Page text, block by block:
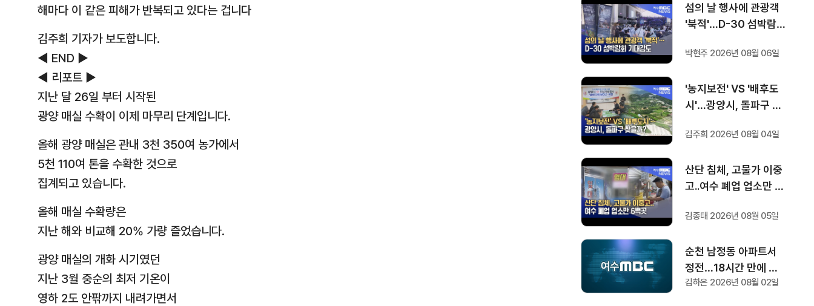
해마다 이 같은 피해가 반복되고 있다는 겁니다
김주희 기자가 보도합니다.
◀ END ▶
◀ 리포트 ▶
지난 달 26일 부터 시작된
광양 매실 수확이 이제 마무리 단계입니다.
올해 광양 매실은 관내 3천 350여 농가에서
5천 110여 톤을 수확한 것으로
집계되고 있습니다.
올해 매실 수확량은
지난 해와 비교해 20% 가량 즐었습니다.
광양 매실의 개화 시기였던
지난 3월 중순의 최저 기온이
영하 2도 안팎까지 내려가면서
섬의 날 행사에 관광객
'북적'…D-30 섬박람회
박현주 2026년 08월 06일
'농지보전' VS '배후도
시'…광양시, 돌파구 찾
김주희 2026년 08월 04일
산단 침체, 고물가 이중
고..여수 폐업 업소만 6
김종태 2026년 08월 05일
순천 남정동 아파트서
정전…18시간 만에 복
구
김하은 2026년 08월 02일